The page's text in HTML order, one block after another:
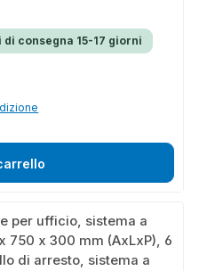
consegna 15-17 giorni